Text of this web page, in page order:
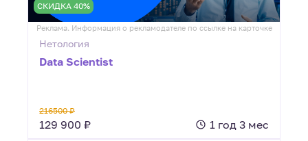
СКИДКА 40%
Реклама. Информация о рекламодателе по ссылке на карточке
Нетология
Data Scientist
216500 ₽
129 900 ₽ 1 год 3 мес